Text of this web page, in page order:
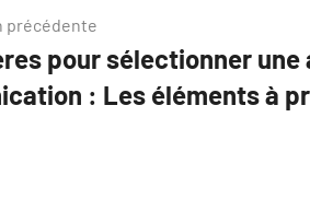
précédente
pour sélectionner une
: Les éléments à